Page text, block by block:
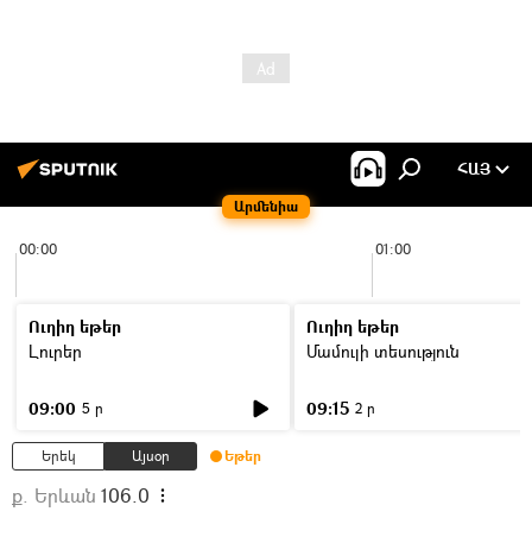
Արմենիա
ՀԱՅ
00:00 01:00
Ուղիղ եթեր
Լուրեր
09:00 5 ր
Ուղիղ եթեր
Մամուլի տեսություն
09:15 2 ր
Երեկ Այսօր Եթեր
ք. Երևան 106.0